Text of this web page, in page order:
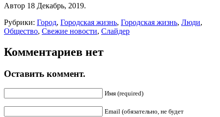
Автор 18 Декабрь, 2019.
Рубрики: Город, Городская жизнь, Городская жизнь, Люди,
Общество, Свежие новости, Слайдер
Комментариев нет
Оставить коммент.
Имя (required)
Email (обязательно, не будет